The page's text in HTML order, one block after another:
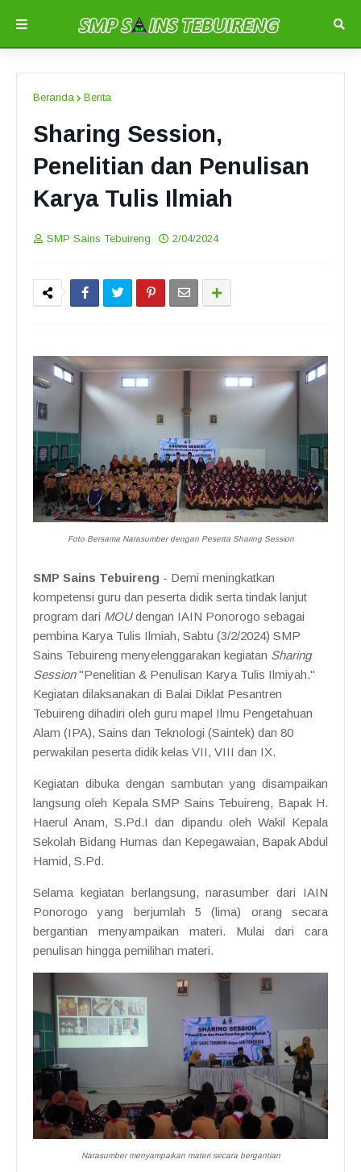
Beranda Berita
Sharing Session,
Penelitian dan Penulisan
Karya Tulis Ilmiah
SMP Sains Tebuireng 2/04/2024
Foto Bersama Narasumber dengan Peserta Sharing Session
SMP Sains Tebuireng - Demi meningkatkan
kompetensi guru dan peserta didik serta tindak lanjut
program dari MOUdengan IAIN Ponorogo sebagai
pembina Karya Tulis Ilmiah, Sabtu (3/2/2024) SMP
Sains Tebuireng menyelenggarakan kegiatan Sharing
Session"Penelitian & Penulisan Karya Tulis Ilmiyah."
Kegiatan dilaksanakan di Balai Diklat Pesantren
Tebuireng dihadiri oleh guru mapel Ilmu Pengetahuan
Alam (IPA), Sains dan Teknologi (Saintek) dan 80
perwakilan peserta didik kelas VII, VIII dan IX.
Kegiatan dibuka dengan sambutan yang disampaikan
langsung oleh Kepala SMP Sains Tebuireng, Bapak H.
Haerul Anam, S.Pd.I dan dipandu oleh Wakil Kepala
Sekolah Bidang Humas dan Kepegawaian, Bapak Abdul
Hamid, S.Pd.
Selama kegiatan berlangsung, narasumber dari IAIN
Ponorogo yang berjumlah 5 (lima) orang secara
bergantian menyampaikan materi. Mulai dari cara
penulisan hingga pemilihan materi.
Narasumber menyampaikan materi secara bergantian